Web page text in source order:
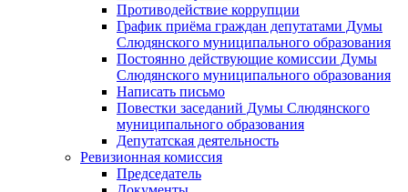
Противодействие коррупции
График приёма граждан депутатами Думы
Слюдянского муниципального образования
Постоянно действующие комиссии Думы
Слюдянского муниципального образования
Написать письмо
Повестки заседаний Думы Слюдянского
муниципального образования
Депутатская деятельность
Ревизионная комиссия
Председатель